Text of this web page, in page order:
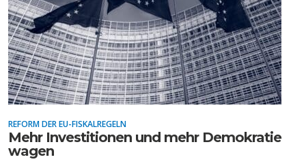
REFORM DER EU-FISKALREGELN
Mehr Investitionen und mehr Demokratie
wagen